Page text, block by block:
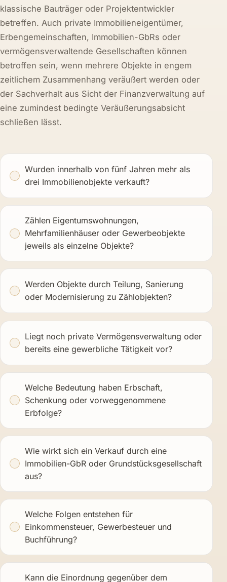
klassische Bauträger oder Projektentwickler
betreffen. Auch private Immobilieneigentümer,
Erbengemeinschaften, Immobilien-GbRs oder
vermögensverwaltende Gesellschaften können
betroffen sein, wenn mehrere Objekte in engem
zeitlichem Zusammenhang veräußert werden oder
der Sachverhalt aus Sicht der Finanzverwaltung auf
eine zumindest bedingte Veräußerungsabsicht
schließen lässt.
Wurden innerhalb von fünf Jahren mehr als
drei Immobilienobjekte verkauft?
Zählen Eigentumswohnungen,
Mehrfamilienhäuser oder Gewerbeobjekte
jeweils als einzelne Objekte?
Werden Objekte durch Teilung, Sanierung
oder Modernisierung zu Zählobjekten?
Liegt noch private Vermögensverwaltung oder
bereits eine gewerbliche Tätigkeit vor?
Welche Bedeutung haben Erbschaft,
Schenkung oder vorweggenommene
Erbfolge?
Wie wirkt sich ein Verkauf durch eine
Immobilien-GbR oder Grundstücksgesellschaft
aus?
Welche Folgen entstehen für
Einkommensteuer, Gewerbesteuer und
Buchführung?
Kann die Einordnung gegenüber dem